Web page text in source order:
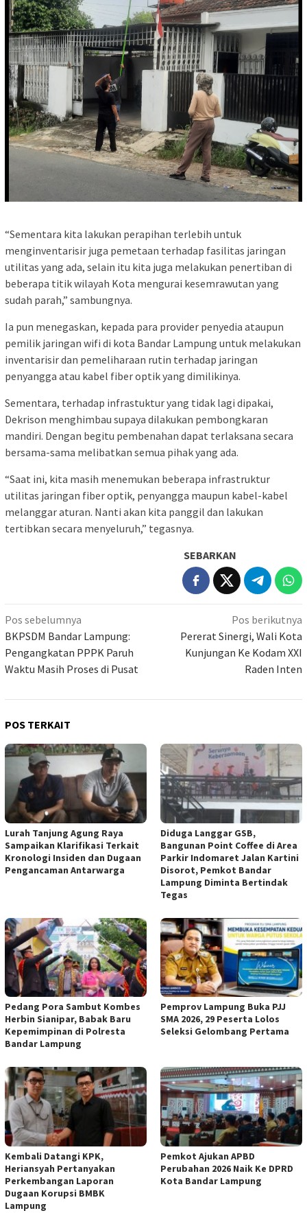
“Sementara kita lakukan perapihan terlebih untuk
menginventarisir juga pemetaan terhadap fasilitas jaringan
utilitas yang ada, selain itu kita juga melakukan penertiban di
beberapa titik wilayah Kota mengurai kesemrawutan yang
sudah parah,” sambungnya.
Ia pun menegaskan, kepada para provider penyedia ataupun
pemilik jaringan wifi di kota Bandar Lampung untuk melakukan
inventarisir dan pemeliharaan rutin terhadap jaringan
penyangga atau kabel fiber optik yang dimilikinya.
Sementara, terhadap infrastuktur yang tidak lagi dipakai,
Dekrison menghimbau supaya dilakukan pembongkaran
mandiri. Dengan begitu pembenahan dapat terlaksana secara
bersama-sama melibatkan semua pihak yang ada.
“Saat ini, kita masih menemukan beberapa infrastruktur
utilitas jaringan fiber optik, penyangga maupun kabel-kabel
melanggar aturan. Nanti akan kita panggil dan lakukan
tertibkan secara menyeluruh,” tegasnya.
SEBARKAN
Navigasi
pos
Pos sebelumnya
BKPSDM Bandar Lampung:
Pengangkatan PPPK Paruh
Waktu Masih Proses di Pusat
Pos berikutnya
Pererat Sinergi, Wali Kota
Kunjungan Ke Kodam XXI
Raden Inten
POS TERKAIT
Lurah Tanjung Agung Raya
Sampaikan Klarifikasi Terkait
Kronologi Insiden dan Dugaan
Pengancaman Antarwarga
Diduga Langgar GSB,
Bangunan Point Coffee di Area
Parkir Indomaret Jalan Kartini
Disorot, Pemkot Bandar
Lampung Diminta Bertindak
Tegas
Pedang Pora Sambut Kombes
Herbin Sianipar, Babak Baru
Kepemimpinan di Polresta
Bandar Lampung
Pemprov Lampung Buka PJJ
SMA 2026, 29 Peserta Lolos
Seleksi Gelombang Pertama
Kembali Datangi KPK,
Heriansyah Pertanyakan
Perkembangan Laporan
Dugaan Korupsi BMBK
Lampung
Pemkot Ajukan APBD
Perubahan 2026 Naik Ke DPRD
Kota Bandar Lampung